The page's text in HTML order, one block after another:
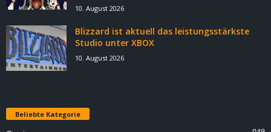
10. August 2026
Blizzard ist aktuell das leistungsstärkste
Studio unter XBOX
10. August 2026
Beliebte Kategorie